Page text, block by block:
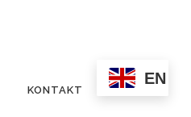
KONTAKT
EN